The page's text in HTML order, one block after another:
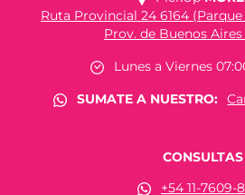
Ruta Provincial 24 6164
Prov. de Buenos Aires
Lunes a Viernes
SUMATE A NUESTRO:
CONSULTAS
+54 11-7609-